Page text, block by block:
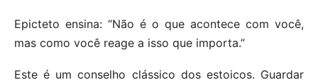
Epicteto ensina: “Não é o que acontece com você,
mas como você reage a isso que importa.”
Este é um conselho clássico dos estoicos. Guardar